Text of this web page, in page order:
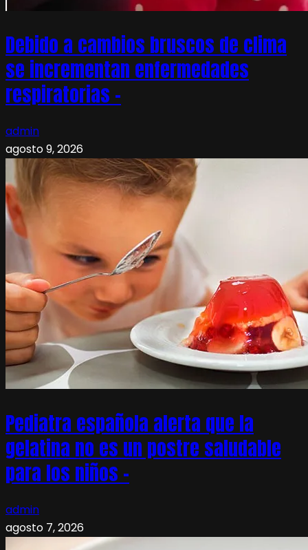
Debido a cambios bruscos de clima
se incrementan enfermedades
respiratorias –
admin
agosto 9, 2026
Pediatra española alerta que la
gelatina no es un postre saludable
para los niños –
admin
agosto 7, 2026